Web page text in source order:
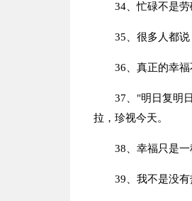
34、忙碌不是
35、很多人都
36、真正的幸
37、"明日复明
拉，珍视今天。
38、幸福只是一
39、我不是没